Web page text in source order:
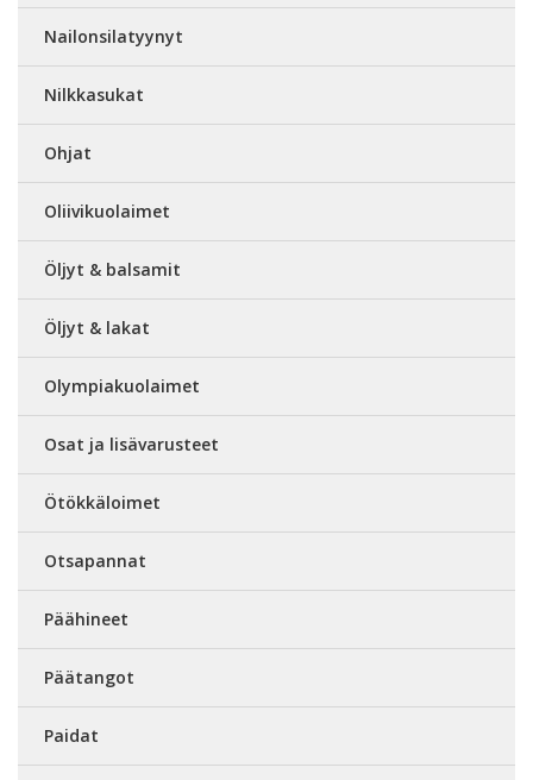
Nailonsilatyynyt
Nilkkasukat
Ohjat
Oliivikuolaimet
Öljyt & balsamit
Öljyt & lakat
Olympiakuolaimet
Osat ja lisävarusteet
Ötökkäloimet
Otsapannat
Päähineet
Päätangot
Paidat